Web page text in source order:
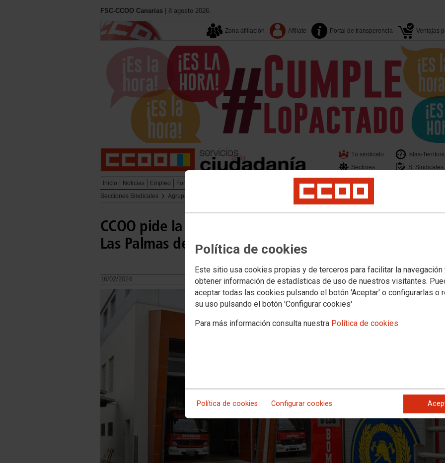
Política de cookies
Este sitio usa cookies propias y de terceros para facilitar la navegación
obtener información de estadísticas de uso de nuestros visitantes.
aceptar todas las cookies pulsando el botón 'Aceptar' o configurarlas o
su uso pulsando el botón 'Configurar cookies'
Para más información consulta nuestra Política de cookies
Política de cookies Configurar cookies
FSC-CCOO Canarias | 8 agosto 2026.
Zona afiliación Afiliate Portal de transperencia Ventajas
Tu sindicato
Islas-
Sectores
S. Sindicales
Inicio Noticias Empleo Formación Políticas Sociales Salud Laboral Medio Ambiente
Secciones Sindicales
Agrupación de Bomberas y Bomberos de Canarias Contacto
CCOO pide la incorporación inmediata de la lista
Las Palmas de Gran Canaria
16/02/2024.